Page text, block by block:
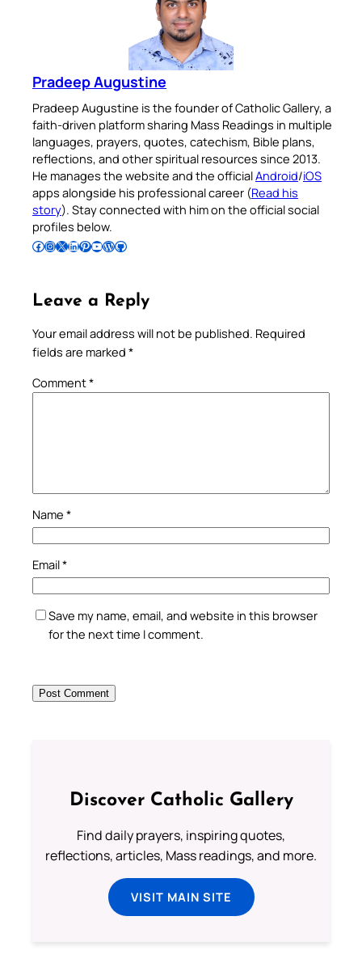
Pradeep Augustine
Pradeep Augustine is the founder of Catholic Gallery, a
faith-driven platform sharing Mass Readings in multiple
languages, prayers, quotes, catechism, Bible plans,
reflections, and other spiritual resources since 2013.
He manages the website and the officialAndroid/iOS
apps alongside his professional career (Read his
story). Stay connected with him on the official social
profiles below.
Follow Pradeep on Facebook Follow Pradeep on InstagramFollow Pradeep on X Follow Pradeep on LinkedIn Follow Pradeep on Pinterest Subscribe to Pradeep’s Youtube Channel Follow Pradeep on WordPress Follow Pradeep on GitHub
Leave a Reply
Your email address will not be published. Required
fields are marked *
Comment*
Name *
Email*
Save my name, email, and website in this browser
for the next time I comment.
Discover Catholic Gallery
Find daily prayers, inspiring quotes,
reflections, articles, Mass readings, and more.
VISIT MAIN SITE